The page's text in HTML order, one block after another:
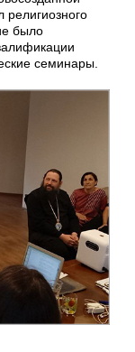
было
семинары.